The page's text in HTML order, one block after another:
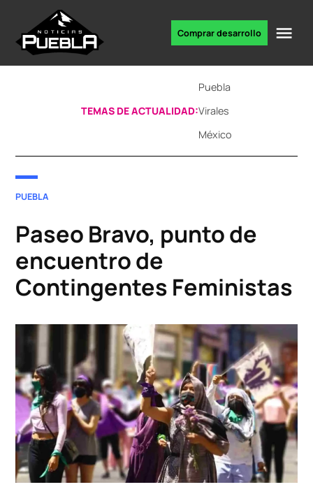
content
Comprar desarrollo
TEMAS DE ACTUALIDAD:
Puebla
Virales
México
POSTED
PUEBLA
Paseo Bravo, punto de
encuentro de
Contingentes Feministas